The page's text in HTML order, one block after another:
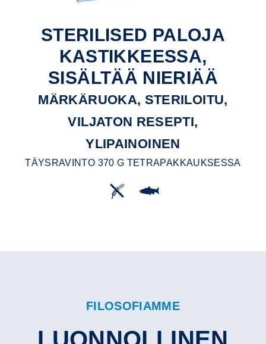
STERILISED PALOJA
KASTIKKEESSA,
SISÄLTÄÄ NIERIÄÄ
MÄRKÄRUOKA, STERILOITU,
VILJATON RESEPTI,
YLIPAINOINEN
TÄYSRAVINTO 370 G TETRAPAKKAUKSESSA
FILOSOFIAMME